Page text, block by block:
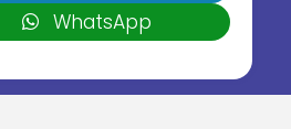
WhatsApp